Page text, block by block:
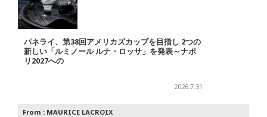
パネライ、第38回アメリカズカップを目指し 2つの
新しい「ルミノール ルナ・ロッサ」を発表～ナポ
リ2027への
2026.7.31
From : MAURICE LACROIX